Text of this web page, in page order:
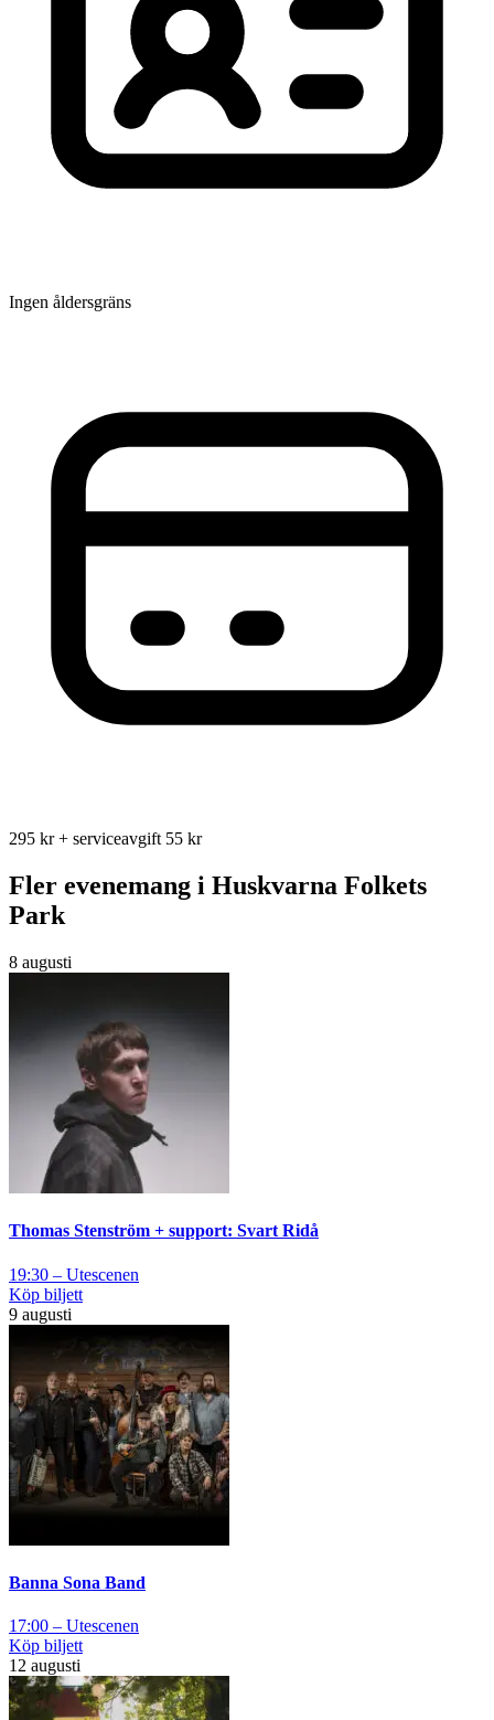
Ingen åldersgräns
295 kr + serviceavgift 55 kr
Fler evenemang i Huskvarna Folkets
Park
8 augusti
Thomas Stenström + support: Svart Ridå
19:30 – Utescenen
Köp biljett
9 augusti
Banna Sona Band
17:00 – Utescenen
Köp biljett
12 augusti